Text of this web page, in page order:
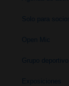
Solo para socios
Open Mic
Grupo deportivo
Exposiciones